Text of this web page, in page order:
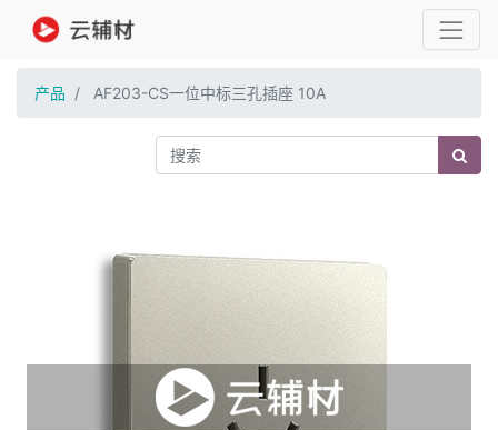
产品 AF203-CS一位中标三孔插座 10A